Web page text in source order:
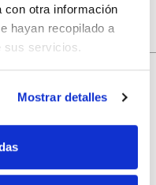
con otra información
hayan recopilado a
sus servicios.
Mostrar detalles
compra.